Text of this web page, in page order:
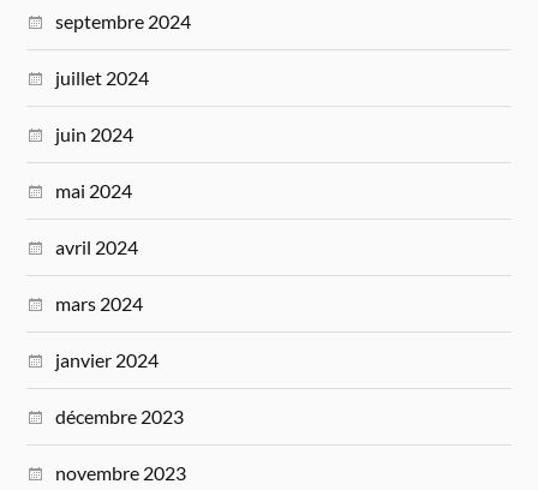
septembre 2024
juillet 2024
juin 2024
mai 2024
avril 2024
mars 2024
janvier 2024
décembre 2023
novembre 2023